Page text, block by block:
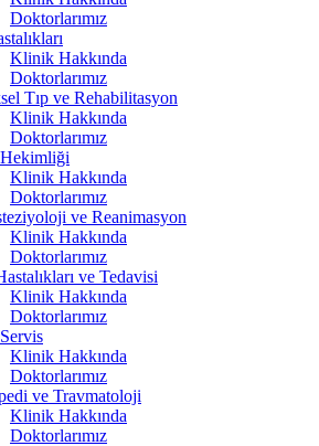
Doktorlarımız
Klinik Hakkında
Doktorlarımız
Tıp ve Rehabilitasyon
Klinik Hakkında
Doktorlarımız
Klinik Hakkında
Doktorlarımız
ve Reanimasyon
Klinik Hakkında
Doktorlarımız
ve Tedavisi
Klinik Hakkında
Doktorlarımız
Klinik Hakkında
Doktorlarımız
ve Travmatoloji
Klinik Hakkında
Doktorlarımız